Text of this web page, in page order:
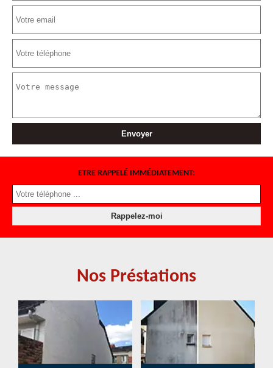
ETRE RAPPELÉ IMMÉDIATEMENT:
Nos Préstations